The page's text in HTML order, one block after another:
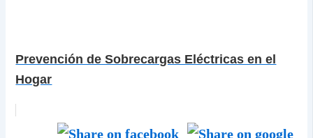
Prevención de Sobrecargas Eléctricas en el
Hogar